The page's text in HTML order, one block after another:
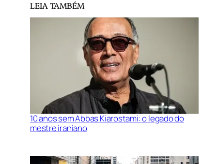
LEIA TAMBÉM
10 anos sem Abbas Kiarostami: o legado do
mestre iraniano